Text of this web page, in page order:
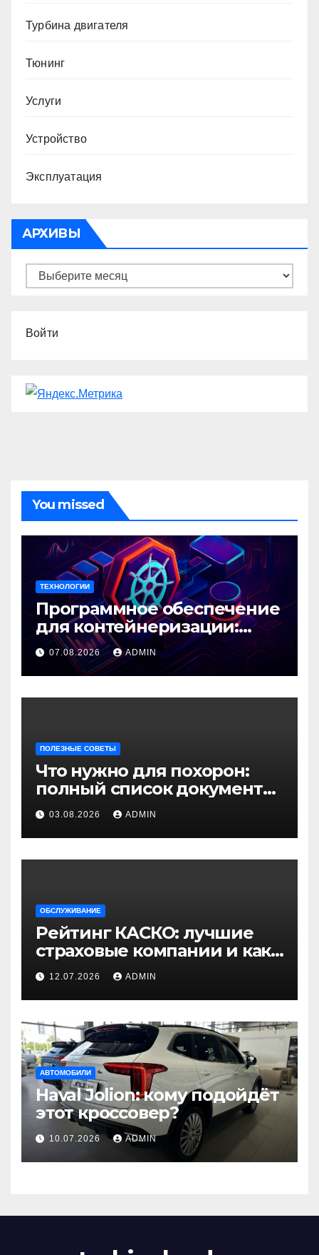
Турбина двигателя
Тюнинг
Услуги
Устройство
Эксплуатация
АРХИВЫ
Архивы
Войти
You missed
ТЕХНОЛОГИИ
Программное обеспечение
для контейнеризации:
зачем оно необходимо
современным
приложениям
07.08.2026 ADMIN
ПОЛЕЗНЫЕ СОВЕТЫ
Что нужно для похорон:
полный список документов
и шагов
03.08.2026 ADMIN
ОБСЛУЖИВАНИЕ
Рейтинг КАСКО: лучшие
страховые компании и как
выбрать оптимальную
страховку
12.07.2026 ADMIN
АВТОМОБИЛИ
Haval Jolion: кому подойдёт
этот кроссовер?
10.07.2026 ADMIN